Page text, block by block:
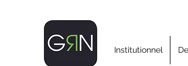
Institutionnel